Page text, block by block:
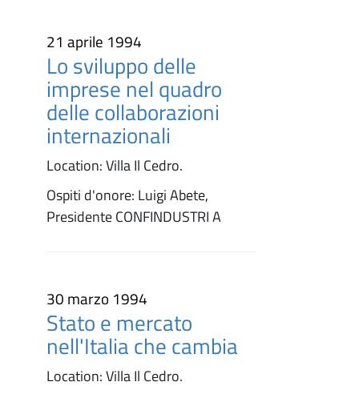
21 aprile 1994
Lo sviluppo delle
imprese nel quadro
delle collaborazioni
internazionali
Location: Villa Il Cedro.
Ospiti d'onore: Luigi Abete,
Presidente CONFINDUSTRI A
30 marzo 1994
Stato e mercato
nell'Italia che cambia
Location: Villa Il Cedro.